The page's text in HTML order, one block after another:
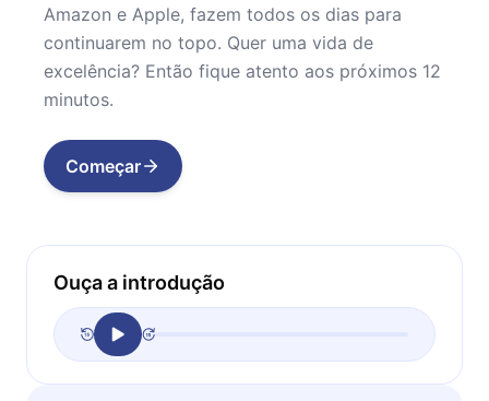
Amazon e Apple, fazem todos os dias para
continuarem no topo. Quer uma vida de
excelência? Então fique atento aos próximos 12
minutos.
Começar
Ouça a introdução